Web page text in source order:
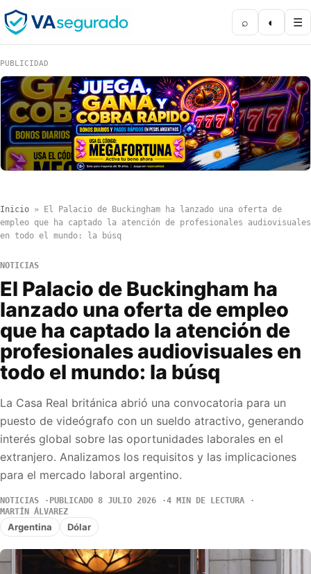
⌕ ◐ ☰
PUBLICIDAD
Inicio »
El Palacio de Buckingham ha lanzado una oferta de
empleo que ha captado la atención de profesionales audiovisuales
en todo el mundo: la búsq
NOTICIAS
El Palacio de Buckingham ha
lanzado una oferta de empleo
que ha captado la atención de
profesionales audiovisuales en
todo el mundo: la búsq
La Casa Real británica abrió una convocatoria para un
puesto de videógrafo con un sueldo atractivo, generando
interés global sobre las oportunidades laborales en el
extranjero. Analizamos los requisitos y las implicaciones
para el mercado laboral argentino.
NOTICIAS PUBLICADO 8 JULIO 2026
4 MIN DE LECTURA
MARTÍN ÁLVAREZ
Argentina Dólar